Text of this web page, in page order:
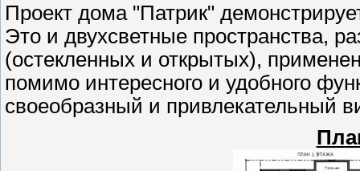
Проект дома "Патрик"
Это и двухсветные пространства,
(остекленных и открытых),
помимо интересного и удобного
своеобразный и привлекательный